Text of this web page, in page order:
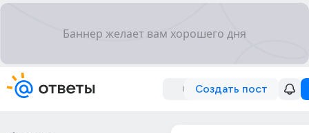
Создать пост